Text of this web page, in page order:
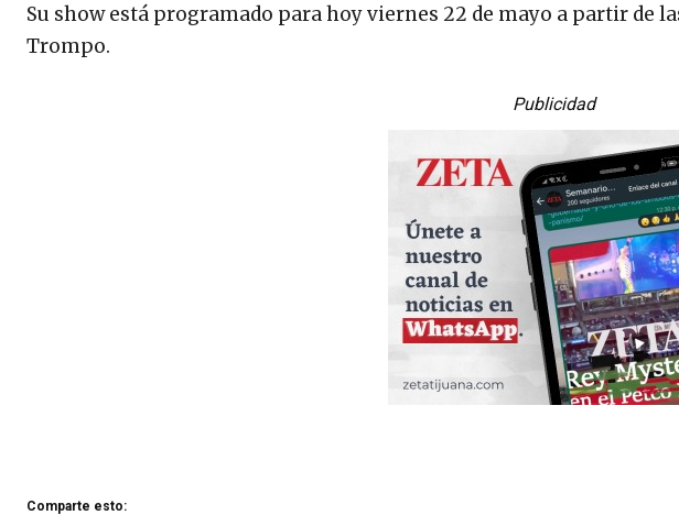
Su show está programado para hoy viernes 22 de mayo a partir de
Trompo.
Publicidad
Comparte esto: